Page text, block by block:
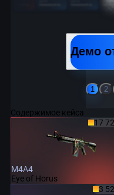
1 2
Демо
Содержимое кейса
17
M4A4
Eye of Horus
3